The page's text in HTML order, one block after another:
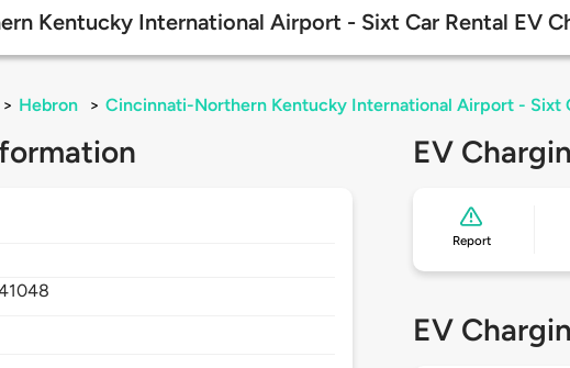
Kentucky International Airport - Sixt Car Rental EV
> Hebron > Cincinnati-Northern Kentucky International Airport - Sixt
EV
Report
EV